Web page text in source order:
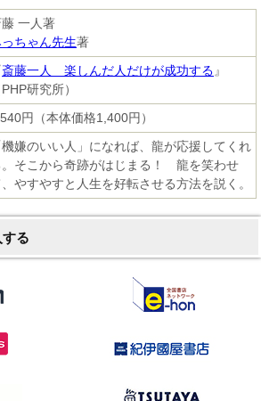
藤 一人著
ちゃん先生著
斎藤一人 楽しんだ人だけが成功する』
PHP研究所）
円（本体価格1,400円）
機嫌のいい人」になれば、龍が応援してくれ
。そこから奇跡がはじまる！ 龍を笑わせ
、やすやすと人生を好転させる方法を説く。
る